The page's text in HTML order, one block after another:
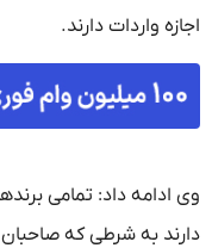
اجازه واردات دارند.
وی ادامه داد: تمامی
دارند به شرطی که صاحبان